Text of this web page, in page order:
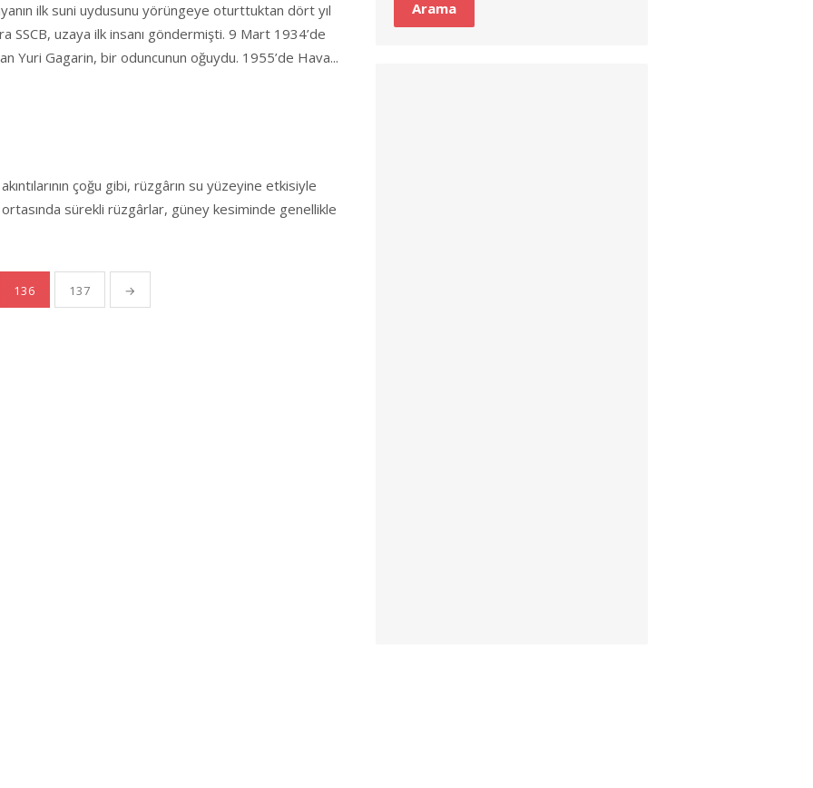
ilk suni uydusunu yörüngeye oturttuktan dört yıl
SSCB, uzaya ilk insanı göndermişti. 9 Mart 1934’de
Yuri Gagarin, bir oduncunun oğuydu. 1955’de Hava...
çoğu gibi, rüzgârın su yüzeyine etkisiyle
sürekli rüzgârlar, güney kesiminde genellikle
136 137 →